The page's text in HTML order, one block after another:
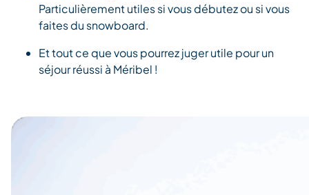
Particulièrement utiles si vous débutez ou si vous
faites du snowboard.
Et tout ce que vous pourrez juger utile pour un
séjour réussi à Méribel !